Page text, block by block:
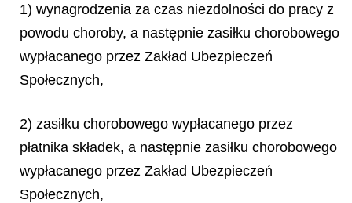
1) wynagrodzenia za czas niezdolności do pracy z
powodu choroby, a następnie zasiłku chorobowego
wypłacanego przez Zakład Ubezpieczeń
Społecznych,
2) zasiłku chorobowego wypłacanego przez
płatnika składek, a następnie zasiłku chorobowego
wypłacanego przez Zakład Ubezpieczeń
Społecznych,